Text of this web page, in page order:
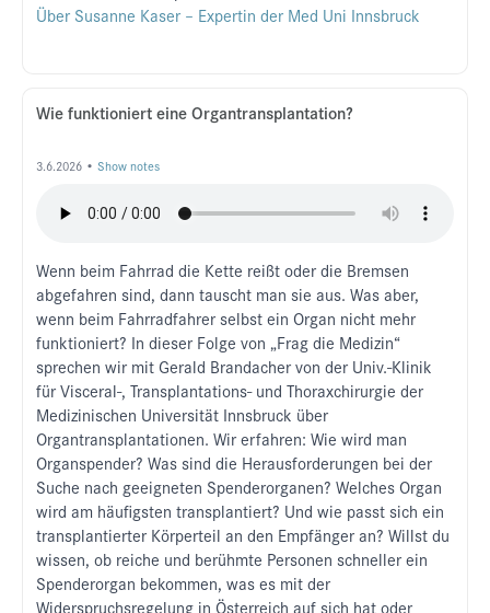
Über Susanne Kaser – Expertin der Med Uni Innsbruck
Wie funktioniert eine Organtransplantation?
3.6.2026 • Show notes
Wenn beim Fahrrad die Kette reißt oder die Bremsen
abgefahren sind, dann tauscht man sie aus. Was aber,
wenn beim Fahrradfahrer selbst ein Organ nicht mehr
funktioniert? In dieser Folge von „Frag die Medizin“
sprechen wir mit Gerald Brandacher von der Univ.-Klinik
für Visceral-, Transplantations- und Thoraxchirurgie der
Medizinischen Universität Innsbruck über
Organtransplantationen. Wir erfahren: Wie wird man
Organspender? Was sind die Herausforderungen bei der
Suche nach geeigneten Spenderorganen? Welches Organ
wird am häufigsten transplantiert? Und wie passt sich ein
transplantierter Körperteil an den Empfänger an? Willst du
wissen, ob reiche und berühmte Personen schneller ein
Spenderorgan bekommen, was es mit der
Widerspruchsregelung in Österreich auf sich hat oder